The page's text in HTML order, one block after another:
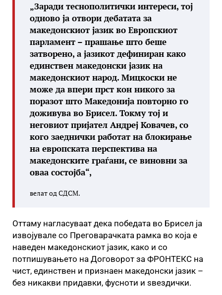
„Заради теснополитички интереси, тој
одново ја отвори дебатата за
македонскиот јазик во Европскиот
парламент – прашање што беше
затворено, а јазикот дефиниран како
единствен македонски јазик на
македонскиот народ. Мицкоски не
може да впери прст кон никого за
поразот што Македонија повторно го
доживува во Брисел. Токму тој и
неговиот пријател Андреј Ковачев, со
кого заеднички работат на блокирање
на европската перспектива на
македонските граѓани, се виновни за
оваа состојба“,
велат од СДСМ.
Оттаму нагласуваат дека победата во Брисел ја
извојувале со Преговарачката рамка во која е
наведен македонскиот јазик, како и со
потпишувањето на Договорот за ФРОНТЕКС на
чист, единствен и признаен македонски јазик –
без никакви придавки, фусноти и ѕвездички.